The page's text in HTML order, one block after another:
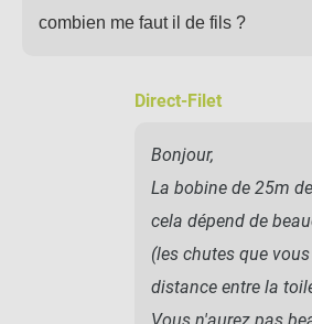
combien me faut il de fils ?
Direct-Filet
Bonjour,
La bobine de 25m
cela dépend de
(les chutes que
distance entre la